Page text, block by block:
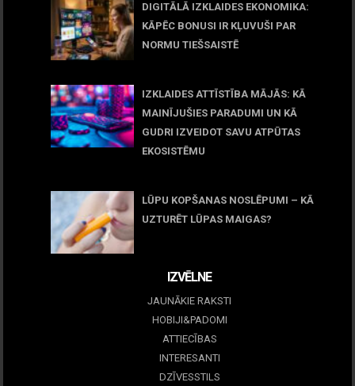
DIGITĀLĀ IZKLAIDES EKONOMIKA:
KĀPĒC BONUSI IR KĻUVUŠI PAR
NORMU TIEŠSAISTĒ
IZKLAIDES ATTĪSTĪBA MĀJĀS: KĀ
MAINĪJUŠIES PARADUMI UN KĀ
GUDRI IZVEIDOT SAVU ATPŪTAS
EKOSISTĒMU
LŪPU KOPŠANAS NOSLĒPUMI – KĀ
UZTURĒT LŪPAS MAIGAS?
IZVĒLNE
JAUNĀKIE RAKSTI
HOBIJI&PADOMI
ATTIECĪBAS
INTERESANTI
DZĪVESSTILS